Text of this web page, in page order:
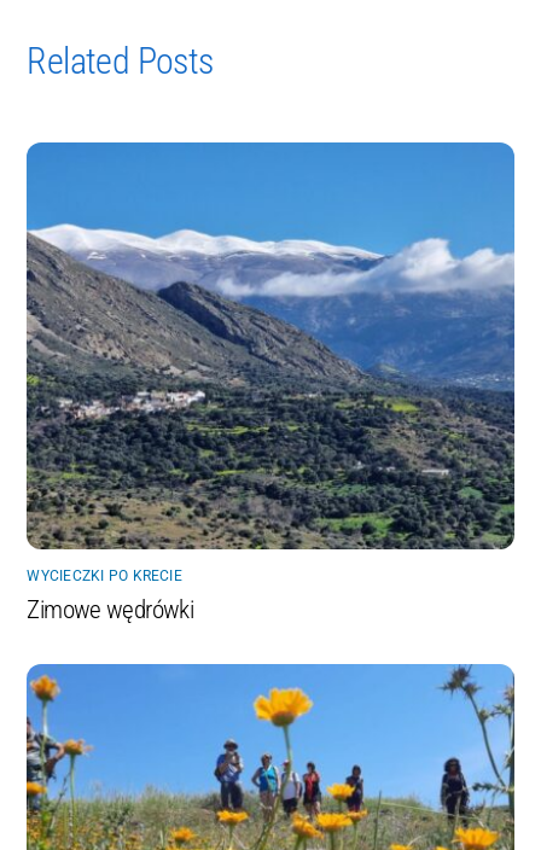
Related Posts
WYCIECZKI PO KRECIE
Zimowe wędrówki